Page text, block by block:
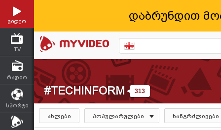
დაბრუნდით
ვიდეო
TV
რადიო
სპორტი
#TECHINFORM 313
ახლები პოპულარულები ხანგრძლივები